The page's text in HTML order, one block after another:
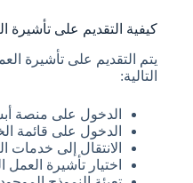
كيفية التقديم على تأشيرة
يتم التقديم على تأشيرة
التالية:
الدخول على منصة
الدخول على قائمة
الانتقال إلى خدمات
اختيار تأشيرة العمل